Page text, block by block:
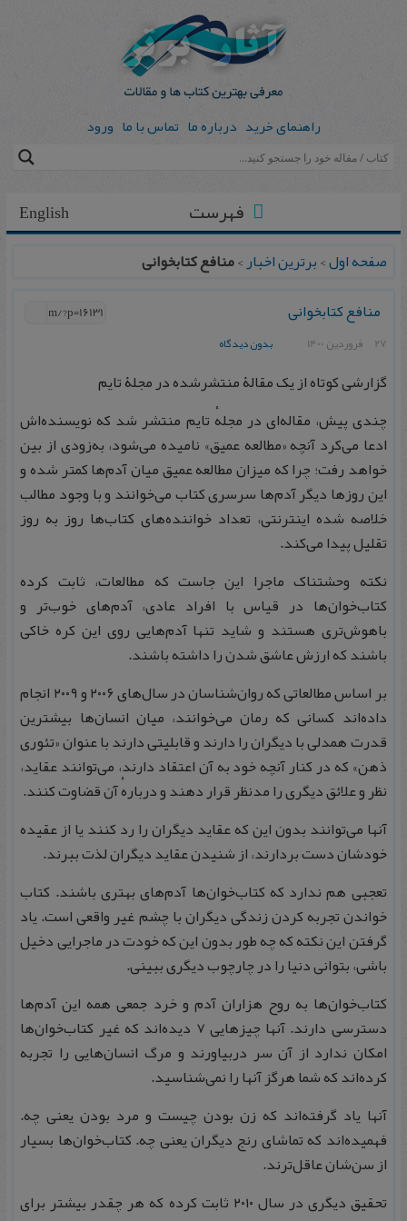
راهنمای خرید درباره ما تماس با ما ورود
English فهرست
صفحه اول>برترین اخبار>منافع کتابخوانی
منافع کتابخوانی
27 فروردین 1400 بدون دیدگاه
گزارشی کوتاه از یک مقالۀ منتشرشده در مجلۀ تایم
چندی پیش، مقاله‌ای در مجلهٔ تایم منتشر شد که نویسنده‌اش
ادعا می‌کرد آنچه «مطالعه عمیق» نامیده می‌شود، به‌زودی از بین
خواهد رفت؛ چرا که میزان مطالعه عمیق میان آدم‌ها کمتر شده و
این روزها دیگر آدم‌ها سرسری کتاب می‌خوانند و با وجود مطالب
خلاصه شده اینترنتی، تعداد خواننده‌های کتاب‌ها روز به روز
تقلیل پیدا می‌کند.
نکته وحشتناک ماجرا این جاست که مطالعات، ثابت کرده
کتاب‌خوان‌ها در قیاس با افراد عادی، آدم‌های خوب‌تر و
باهوش‌تری هستند و شاید تنها آدم‌هایی روی این کره خاکی
باشند که ارزش عاشق شدن را داشته باشند.
بر اساس مطالعاتی که روان‌شناسان در سال‌های ۲۰۰۶ و ۲۰۰۹ انجام
داده‌اند کسانی که رمان می‌خوانند، میان انسان‌ها بیشترین
قدرت همدلی با دیگران را دارند و قابلیتی دارند با عنوان «تئوری
ذهن» که در کنار آنچه خود به آن اعتقاد دارند، می‌توانند عقاید،
نظر و علائق دیگری را مدنظر قرار دهند و دربارهٔ آن قضاوت کنند.
آنها می‌توانند بدون این که عقاید دیگران را رد کنند یا از عقیده
خودشان دست بردارند، از شنیدن عقاید دیگران لذت ببرند.
تعجبی هم ندارد که کتاب‌خوان‌ها آدم‌های بهتری باشند. کتاب
خواندن تجربه کردن زندگی دیگران با چشم غیر واقعی است. یاد
گرفتن این نکته که چه طور بدون این که خودت در ماجرایی دخیل
باشی، بتوانی دنیا را در چارچوب دیگری ببینی.
کتاب‌خوان‌ها به روح هزاران آدم و خرد جمعی همه این آدم‌ها
دسترسی دارند. آنها چیزهایی 7 دیده‌اند که غیر کتاب‌خوان‌ها
امکان ندارد از آن سر دربیاورند و مرگ انسان‌هایی را تجربه
کرده‌اند که شما هرگز آنها را نمی‌شناسید.
آنها یاد گرفته‌اند که زن بودن چیست و مرد بودن یعنی چه.
فهمیده‌اند که تماشای رنج دیگران یعنی چه. کتاب‌خوان‌ها بسیار
از سن‌شان عاقل‌ترند.
تحقیق دیگری در سال ۲۰۱۰ ثابت کرده که هر چقدر بیشتر برای